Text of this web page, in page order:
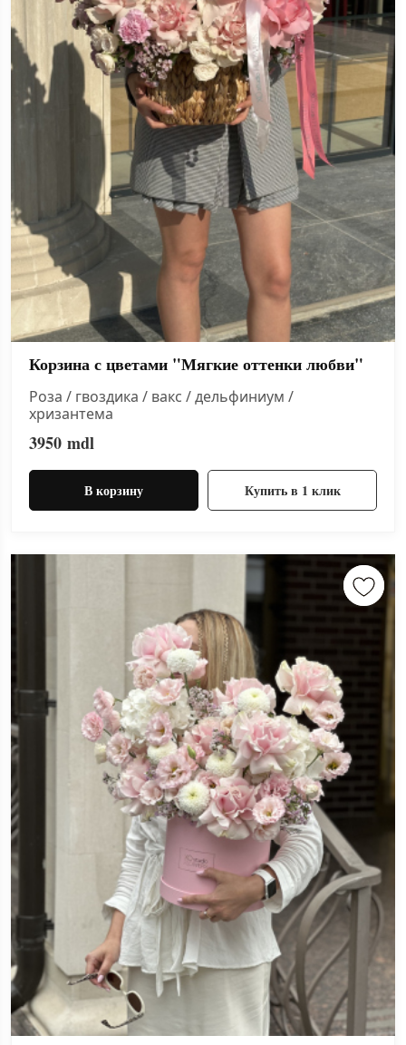
Корзина с цветами "Мягкие оттенки любви"
Роза / гвоздика / вакс / дельфиниум /
хризантема
3950 mdl
В корзину Купить в 1 клик